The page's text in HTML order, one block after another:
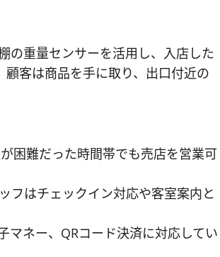
の重量センサーを活用し、入店した
客は商品を手に取り、出口付近の
困難だった時間帯でも売店を営業可
フはチェックイン対応や客室案内と
マネー、QRコード決済に対応してい